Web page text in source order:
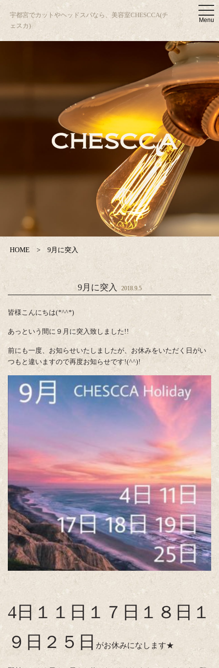
t
o
g
e
n
a
g
a
i
o
n
Menu
宇都宮でカットやヘッドスパなら、美容室CHESCCA(チ
ェスカ)
HOME 9月に突入
9月に突入 2018.9.5
皆様こんにちは(*^^*)
あっという間に９月に突入致しました!!
前にも一度、お知らせいたしましたが、お休みをいただく日がい
つもと違いますので再度お知らせです!(^^)!
4日１１日１７日１８日１
９日２５日 がお休みになします★